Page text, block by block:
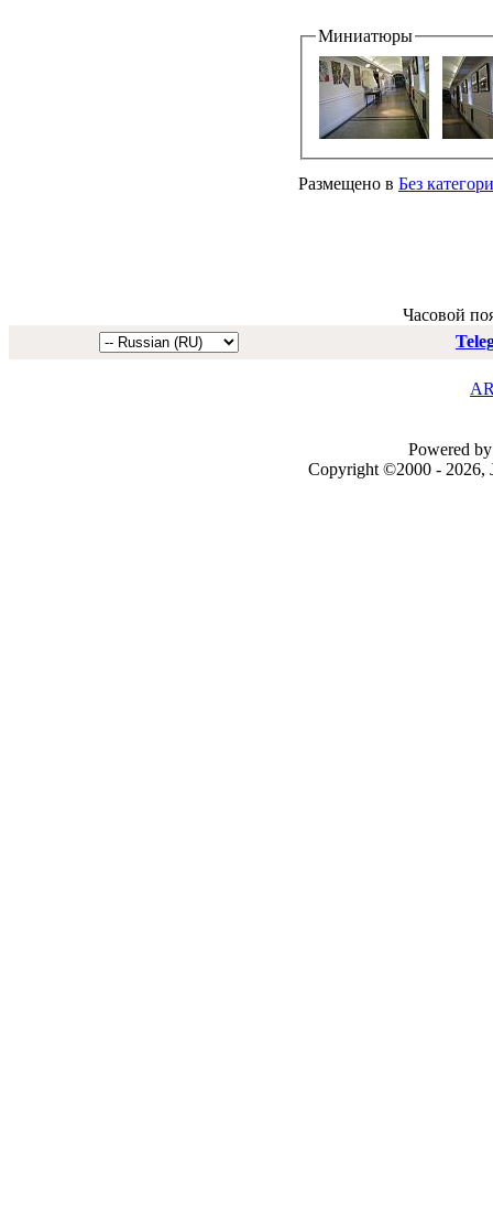
Миниатюры
Размещено в Без
Часовой
Powered
Copyright ©2000 - 2026,